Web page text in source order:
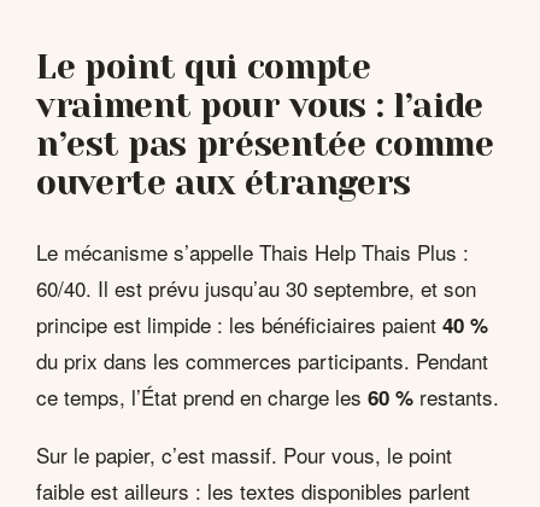
Le point qui compte
vraiment pour vous : l’aide
n’est pas présentée comme
ouverte aux étrangers
Le mécanisme s’appelle Thais Help Thais Plus :
60/40. Il est prévu jusqu’au 30 septembre, et son
principe est limpide : les bénéficiaires paient 40 %
du prix dans les commerces participants. Pendant
ce temps, l’État prend en charge les 60 % restants.
Sur le papier, c’est massif. Pour vous, le point
faible est ailleurs : les textes disponibles parlent